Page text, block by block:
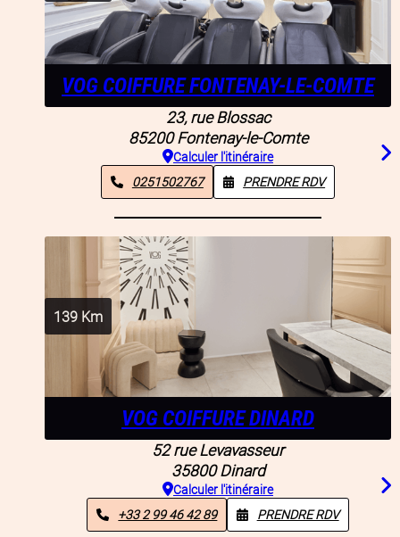
VOG COIFFURE FONTENAY-LE-COMTE
23, rue Blossac
85200 Fontenay-le-Comte
Calculer l'itinéraire
0251502767
PRENDRE RDV
139 Km
VOG COIFFURE DINARD
52 rue Levavasseur
35800 Dinard
Calculer l'itinéraire
+33 2 99 46 42 89
PRENDRE RDV